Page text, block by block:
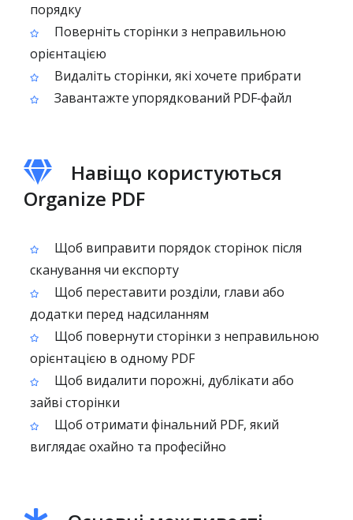
порядку
Поверніть сторінки з неправильною
орієнтацією
Видаліть сторінки, які хочете прибрати
Завантажте упорядкований PDF‑файл
Навіщо користуються
Organize PDF
Щоб виправити порядок сторінок після
сканування чи експорту
Щоб переставити розділи, глави або
додатки перед надсиланням
Щоб повернути сторінки з неправильною
орієнтацією в одному PDF
Щоб видалити порожні, дублікати або
зайві сторінки
Щоб отримати фінальний PDF, який
виглядає охайно та професійно